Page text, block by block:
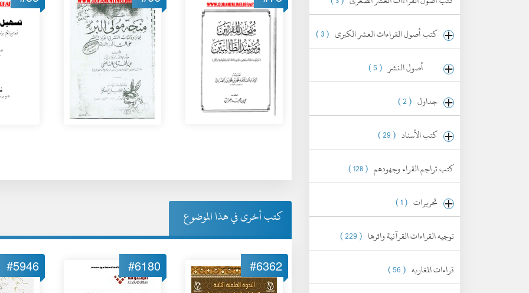
كتب أخرى في هذا الموضوع
#5946 #6180 #6362
كتب أصول القراءات العشر الكبرى ( 3 )
أصول النشر ( 5 )
جداول ( 2 )
كتب الأسناد ( 29 )
كتب تراجم القراء وجهودهم ( 128 )
تحريرات ( 1 )
توجيه القراءات القرآنية واثرها ( 229 )
قراءات المغاربه ( 56 )